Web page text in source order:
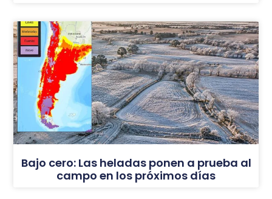
Bajo cero: Las heladas ponen a prueba al
campo en los próximos días